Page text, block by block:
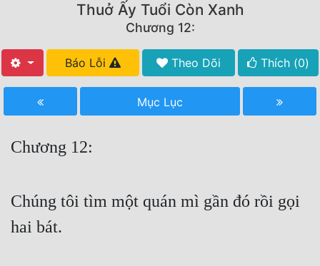
Tất Cả
Hậu Cung
Truyện Convert
Thuở Ấy Tuổi Còn Xanh
Chương 12:
Báo Lỗi Theo Dõi Thích (0)
Mục Lục
Chương 12:
Chúng tôi tìm một quán mì gần đó rồi gọi
hai bát.